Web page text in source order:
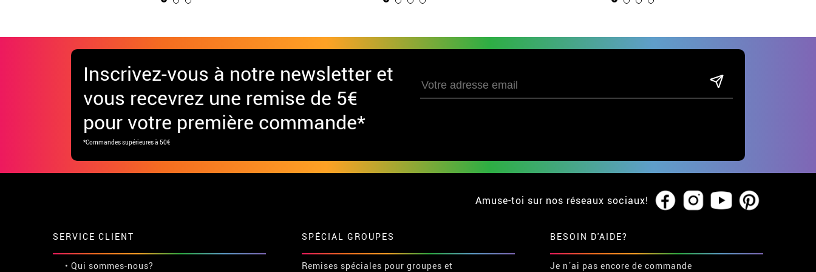
Inscrivez-vous à notre newsletter et
vous recevrez une remise de 5€
pour votre première commande*
*Commandes supérieures à 50€
Amuse-toi sur nos réseaux sociaux!
SERVICE CLIENT
• Qui sommes-nous?
SPÉCIAL GROUPES
Remises spéciales pour groupes et
BESOIN D'AIDE?
Je n´ai pas encore de commande